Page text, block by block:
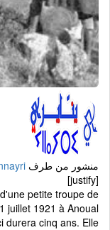
منشور من طرف
d'une petite troupe de
juillet 1921 à Anoual
durera cinq ans. Elle